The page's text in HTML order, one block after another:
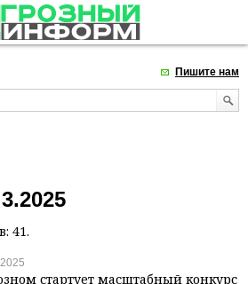
Пишите нам
41.
стартует масштабный конкурс